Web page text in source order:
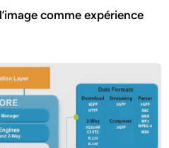
comme expérience